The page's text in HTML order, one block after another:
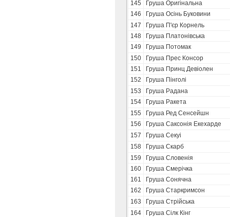
145
Груша Оригінальна
146
Груша Осінь Буковини
147
Груша П'єр Корнель
148
Груша Платонівська
149
Груша Потомак
150
Груша Прес Консор
151
Груша Принц Девіолен
152
Груша Пінголі
153
Груша Радана
154
Груша Ракета
155
Груша Ред Сенсейшн
156
Груша Саксонія Екехарде
157
Груша Секуі
158
Груша Скарб
159
Груша Словенія
160
Груша Смерічка
161
Груша Сонячна
162
Груша Старкримсон
163
Груша Стрійська
164
Груша Сілк Кінг